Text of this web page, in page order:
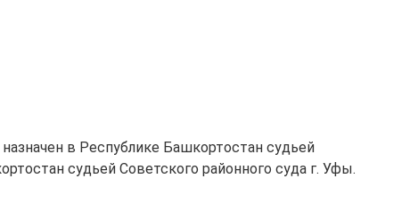
в Республике Башкортостан судьей
судьей Советского районного суда г. Уфы.